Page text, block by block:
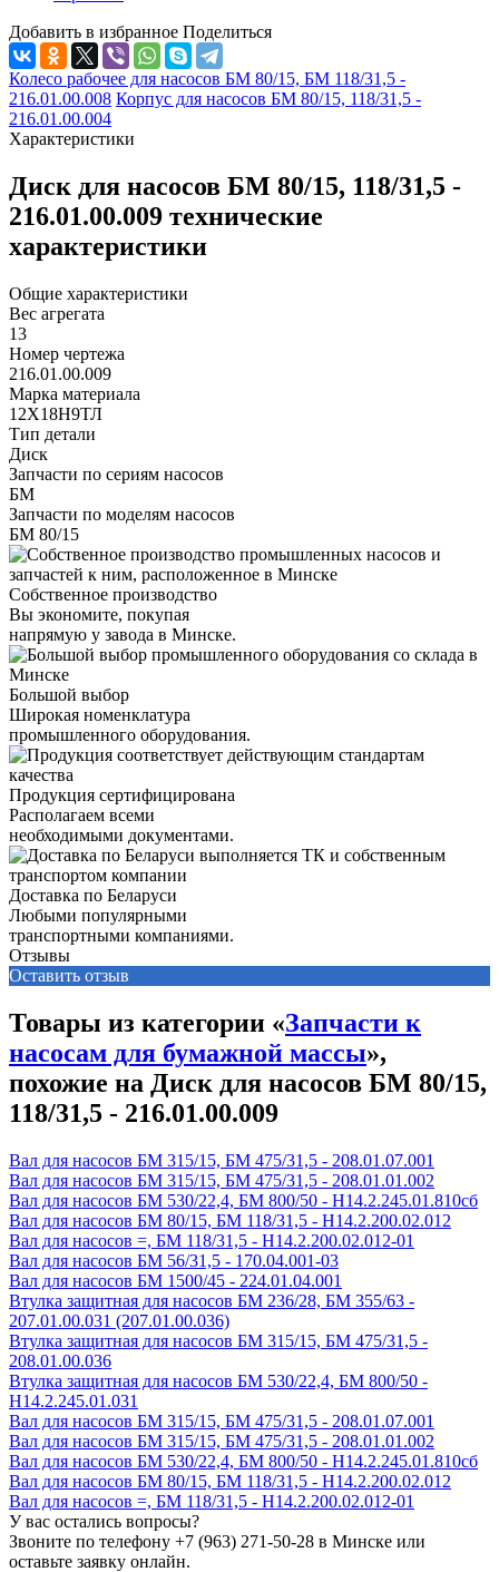
Добавить в избранное Поделиться
Колесо рабочее для насосов БМ 80/15, БМ 118/31,5 -
216.01.00.008 Корпус для насосов БМ 80/15, 118/31,5 -
216.01.00.004
Характеристики
Диск для насосов БМ 80/15, 118/31,5 -
216.01.00.009 технические
характеристики
Общие характеристики
Вес агрегата
13
Номер чертежа
216.01.00.009
Марка материала
12Х18Н9ТЛ
Тип детали
Диск
Запчасти по сериям насосов
БМ
Запчасти по моделям насосов
БМ 80/15
Собственное производство
Вы экономите, покупая
напрямую у завода в Минске.
Большой выбор
Широкая номенклатура
промышленного оборудования.
Продукция сертифицирована
Располагаем всеми
необходимыми документами.
Доставка по Беларуси
Любыми популярными
транспортными компаниями.
Отзывы
Оставить отзыв
Товары из категории «Запчасти к
насосам для бумажной массы»,
похожие на Диск для насосов БМ 80/15,
118/31,5 - 216.01.00.009
Вал для насосов БМ 315/15, БМ 475/31,5 - 208.01.07.001
Вал для насосов БМ 315/15, БМ 475/31,5 - 208.01.01.002
Вал для насосов БМ 530/22,4, БМ 800/50 - Н14.2.245.01.810сб
Вал для насосов БМ 80/15, БМ 118/31,5 - Н14.2.200.02.012
Вал для насосов =, БМ 118/31,5 - Н14.2.200.02.012-01
Вал для насосов БМ 56/31,5 - 170.04.001-03
Вал для насосов БМ 1500/45 - 224.01.04.001
Втулка защитная для насосов БМ 236/28, БМ 355/63 -
207.01.00.031 (207.01.00.036)
Втулка защитная для насосов БМ 315/15, БМ 475/31,5 -
208.01.00.036
Втулка защитная для насосов БМ 530/22,4, БМ 800/50 -
Н14.2.245.01.031
Вал для насосов БМ 315/15, БМ 475/31,5 - 208.01.07.001
Вал для насосов БМ 315/15, БМ 475/31,5 - 208.01.01.002
Вал для насосов БМ 530/22,4, БМ 800/50 - Н14.2.245.01.810сб
Вал для насосов БМ 80/15, БМ 118/31,5 - Н14.2.200.02.012
Вал для насосов =, БМ 118/31,5 - Н14.2.200.02.012-01
У вас остались вопросы?
Звоните по телефону +7 (963) 271-50-28 в Минске или
оставьте заявку онлайн.